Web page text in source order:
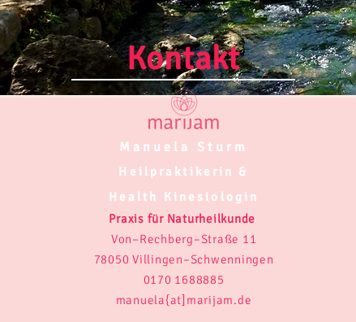
Kontakt
Manuela Sturm
Heilpraktikerin &
Health Kinesiologin
Praxis für Naturheilkunde
Von–Rechberg–Straße 11
78050 Villingen–Schwenningen
0170 1688885
manuela{at]marijam.de